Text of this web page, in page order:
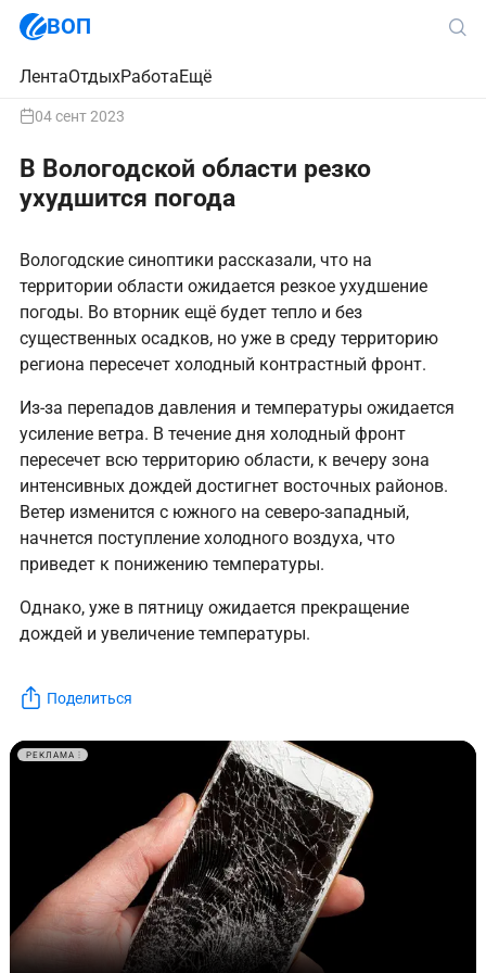
ВОП
ЛентаОтдыхРаботаЕщё
04 сент 2023
В Вологодской области резко
ухудшится погода
Вологодские синоптики рассказали, что на
территории области ожидается резкое ухудшение
погоды. Во вторник ещё будет тепло и без
существенных осадков, но уже в среду территорию
региона пересечет холодный контрастный фронт.
Из-за перепадов давления и температуры ожидается
усиление ветра. В течение дня холодный фронт
пересечет всю территорию области, к вечеру зона
интенсивных дождей достигнет восточных районов.
Ветер изменится с южного на северо-западный,
начнется поступление холодного воздуха, что
приведет к понижению температуры.
Однако, уже в пятницу ожидается прекращение
дождей и увеличение температуры.
Поделиться
РЕКЛАМА